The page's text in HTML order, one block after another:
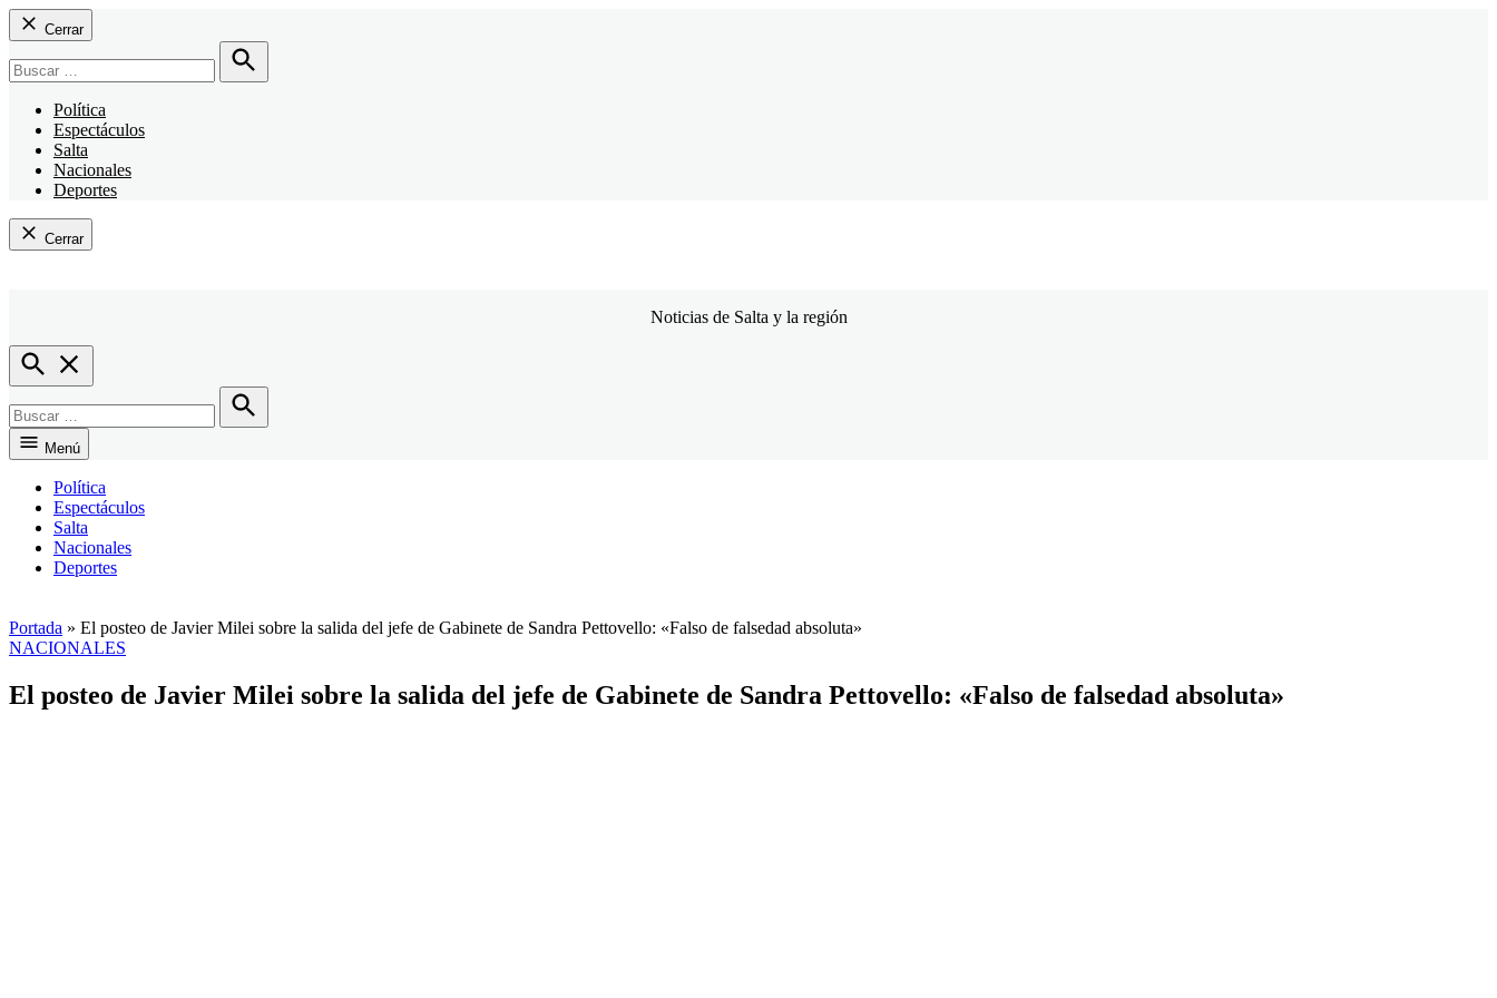
Cerrar
Buscar
Política
Espectáculos
Salta
Nacionales
Deportes
Cerrar
Con Criterio Salta
Noticias de Salta y la región
Open
Search
Buscar
Menú
Política
Espectáculos
Salta
Nacionales
Deportes
Portada » El posteo de Javier Milei sobre la salida del jefe de Gabinete de Sandra Pettovello: «Falso de falsedad absoluta»
PUBLICADO
NACIONALES
El posteo de Javier Milei sobre la salida del jefe de Gabinete de Sandra Pettovello: «Falso de falsedad absoluta»